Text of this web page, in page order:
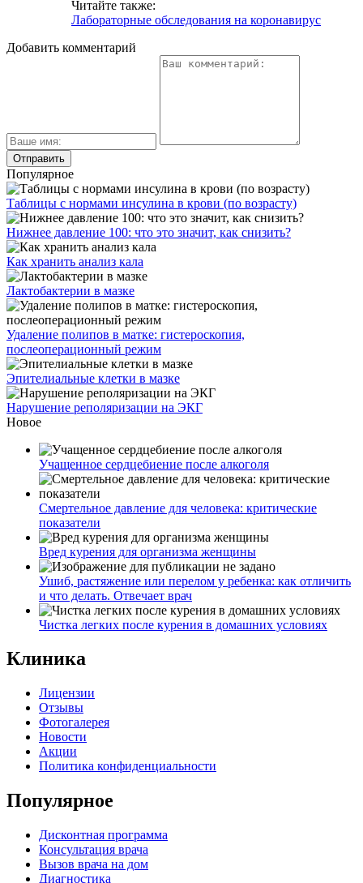
Читайте также:
Лабораторные обследования на коронавирус
Добавить комментарий
Популярное
Таблицы с нормами инсулина в крови (по возрасту)
Нижнее давление 100: что это значит, как снизить?
Как хранить анализ кала
Лактобактерии в мазке
Удаление полипов в матке: гистероскопия,
послеоперационный режим
Эпителиальные клетки в мазке
Нарушение реполяризации на ЭКГ
Новое
Учащенное сердцебиение после алкоголя
Смертельное давление для человека: критические
показатели
Вред курения для организма женщины
Ушиб, растяжение или перелом у ребенка: как отличить
и что делать. Отвечает врач
Чистка легких после курения в домашних условиях
Клиника
Лицензии
Отзывы
Фотогалерея
Новости
Акции
Политика конфиденциальности
Популярное
Дисконтная программа
Консультация врача
Вызов врача на дом
Диагностика